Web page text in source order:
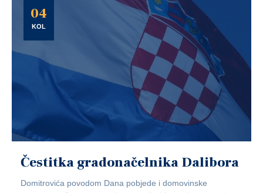
04
KOL
Čestitka gradonačelnika Dalibora
Domitrovića povodom Dana pobjede i domovinske